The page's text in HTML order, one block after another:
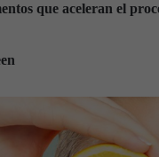
que aceleran el